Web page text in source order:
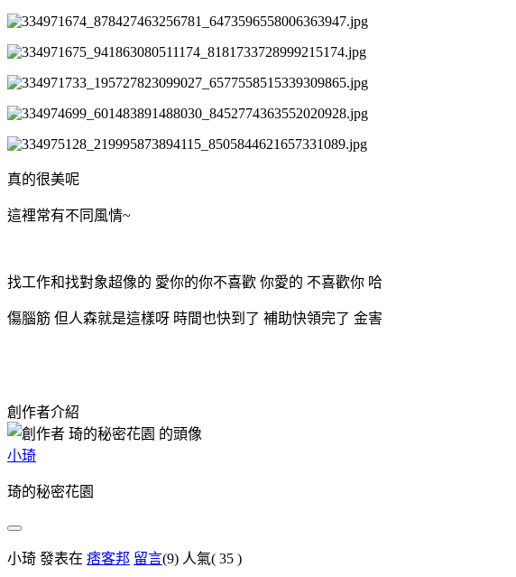
真的很美呢
這裡常有不同風情~
找工作和找對象超像的 愛你的你不喜歡 你愛的 不喜歡你 哈
傷腦筋 但人森就是這樣呀 時間也快到了 補助快領完了 金害
創作者介紹
小琦
琦的秘密花園
小琦 發表在 痞客邦 留言(9) 人氣( 35 )